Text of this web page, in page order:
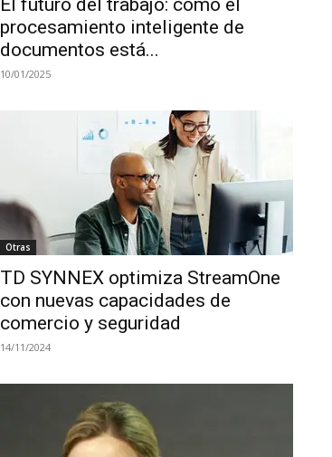
procesamiento inteligente de
documentos está...
10/01/2025
Otras
TD SYNNEX optimiza StreamOne
con nuevas capacidades de
comercio y seguridad
14/11/2024